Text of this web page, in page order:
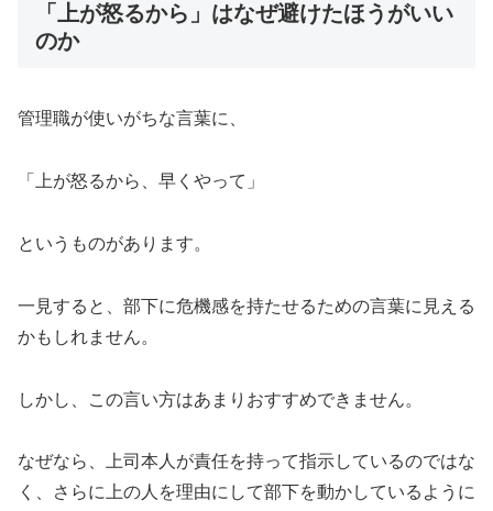
「上が怒るから」はなぜ避けたほうがいい
のか
管理職が使いがちな言葉に、
「上が怒るから、早くやって」
というものがあります。
一見すると、部下に危機感を持たせるための言葉に見える
かもしれません。
しかし、この言い方はあまりおすすめできません。
なぜなら、上司本人が責任を持って指示しているのではな
く、さらに上の人を理由にして部下を動かしているように